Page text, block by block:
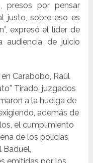
presos por pensar
justo, sobre eso es
expresó el líder de
audiencia de juicio
Carabobo, Raúl
Tirado, juzgados
a la huelga de
además de
el cumplimiento
de los policías
Baduel,